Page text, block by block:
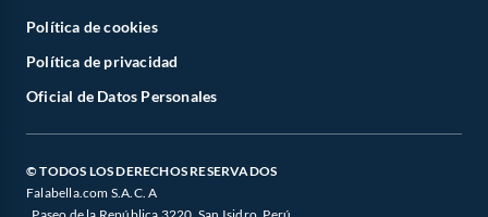
Política de cookies
Política de privacidad
Oficial de Datos Personales
© TODOS LOS DERECHOS RESERVADOS
Falabella.com S.A.C. A